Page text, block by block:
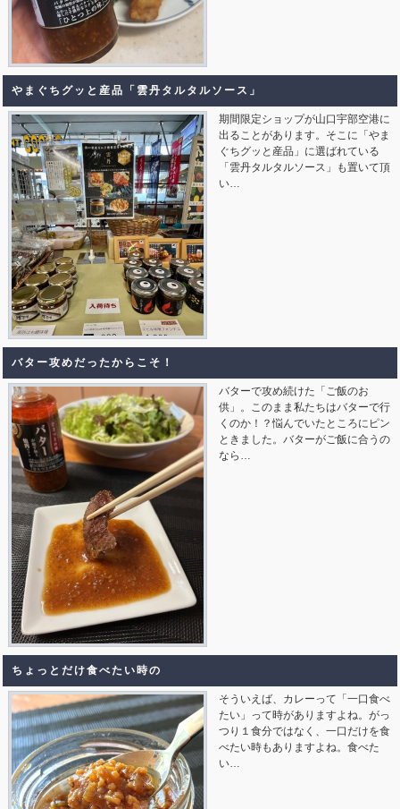
やまぐちグッと産品「雲丹タルタルソース」
期間限定ショップが山口宇部空港に
出ることがあります。そこに「やま
ぐちグッと産品」に選ばれている
「雲丹タルタルソース」も置いて頂
い…
バター攻めだったからこそ！
バターで攻め続けた「ご飯のお
供」。このまま私たちはバターで行
くのか！？悩んでいたところにピン
ときました。バターがご飯に合うの
なら…
ちょっとだけ食べたい時の
そういえば、カレーって「一口食べ
たい」って時がありますよね。がっ
つり１食分ではなく、一口だけを食
べたい時もありますよね。食べた
い…